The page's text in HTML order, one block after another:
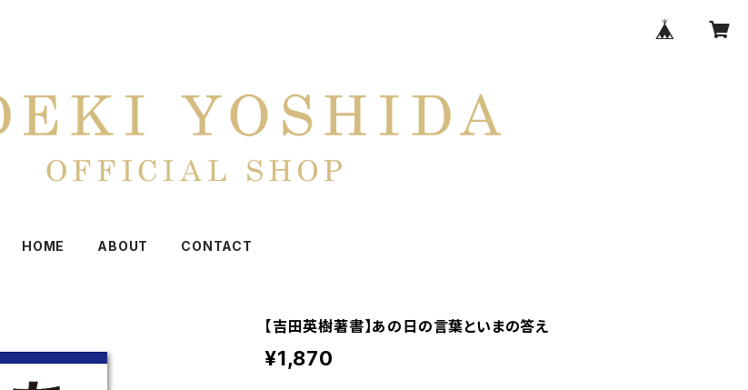
HOME ABOUT CONTACT
【吉田英樹著書】あの日の言葉といまの答え
¥1,870